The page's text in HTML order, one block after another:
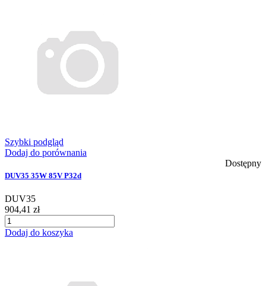
Szybki podgląd
Dodaj do porównania
Dostępny
DUV35 35W 85V P32d
DUV35
904,41 zł
Dodaj do koszyka